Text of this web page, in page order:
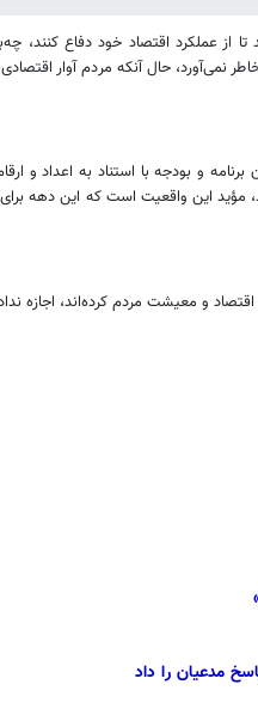
از عملکرد اقتصاد خود دفاع کنند،
نمی‌آورد، حال ‌آنکه مردم آوار
و بودجه با استناد به
برای تغییر شرایط بیان می‌کند، مؤید این
و معیشت مردم کرده‌اند، اجازه
مدعیان را داد